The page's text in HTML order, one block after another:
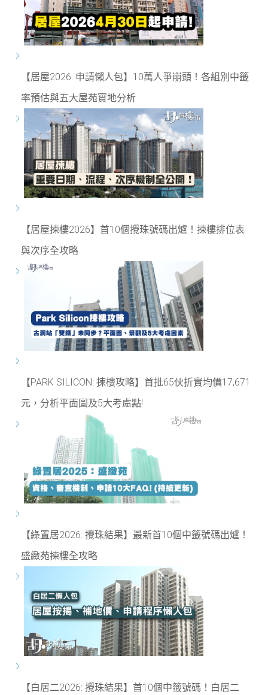
【居屋2026: 申請懶人包】10萬人爭崩頭！各組別中籤
率預估與五大屋苑實地分析
【居屋揀樓2026】首10個攪珠號碼出爐！揀樓排位表
與次序全攻略
【PARK SILICON: 揀樓攻略】首批65伙折實均價17,671
元，分析平面圖及5大考慮點!
【綠置居2026: 攪珠結果】最新首10個中籤號碼出爐！
盛緻苑揀樓全攻略
【白居二2026: 攪珠結果】首10個中籤號碼！白居二